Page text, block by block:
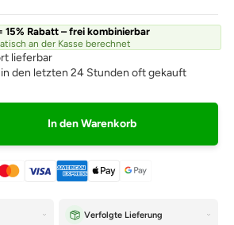
15% Rabatt – frei kombinierbar
an der Kasse berechnet
lieferbar
den letzten 24 Stunden oft gekauft
In den Warenkorb
Verfolgte Lieferung